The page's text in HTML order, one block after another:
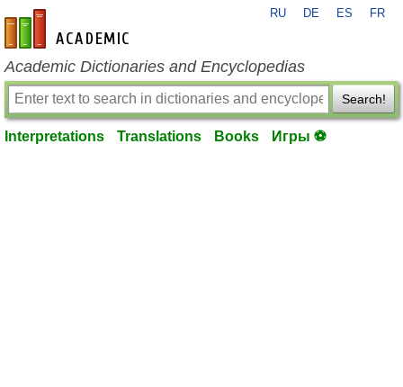
en-academic.com
RU DE ES FR
Academic Dictionaries and Encyclopedias
Search!
Interpretations Translations Books Игры ⚽